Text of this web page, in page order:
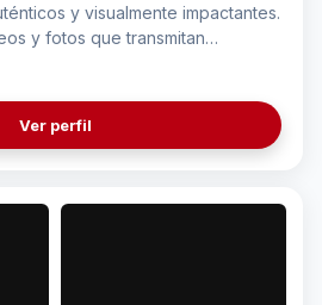
y visualmente impactantes.
y fotos que transmitan
un estilo fresco, elegante y
piezas de contenido que generen
Ver perfil